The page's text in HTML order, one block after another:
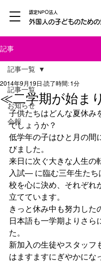
認定NPO法人
外国人の子どものため
記事
記事一覧
お知らせ
会報
記事一覧
≪二学期が始ま
2014年9月19日 読了時間: 1分
子供たちはどんな夏休み
でしょうか？
低学年の子はひと月の間
びました。
来日に次ぐ大きな人生の
入試― に臨む三年生たち
校を心に決め、それぞれ
立てています。
きっと休み中も努力した
日本語も一学期よりさら
た。
新加入の生徒やスタッフ
はますますにぎやかにな